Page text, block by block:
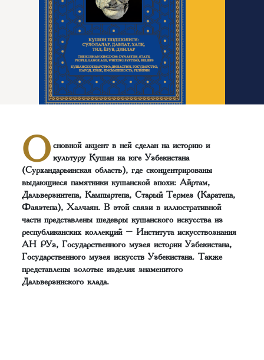
О сновной акцент в ней сделан на историю и
культуру Кушан на юге Узбекистана
(Сурхандарьинская область), где сконцентрированы
выдающиеся памятники кушанской эпохи: Айртам,
Дальверзинтепа, Кампыртепа, Старый Термез (Каратепа,
Фаязтепа), Халчаян. В этой связи в иллюстративной
части представлены шедевры кушанского искусства из
республиканских коллекций – Института искусствознания
АН РУз, Государственного музея истории Узбекистана,
Государственного музея искусств Узбекистана. Также
представлены золотые изделия знаменитого
Дальверзинского клада.